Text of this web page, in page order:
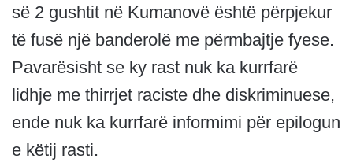
së 2 gushtit në Kumanovë është përpjekur
të fusë një banderolë me përmbajtje fyese.
Pavarësisht se ky rast nuk ka kurrfarë
lidhje me thirrjet raciste dhe diskriminuese,
ende nuk ka kurrfarë informimi për epilogun
e këtij rasti.